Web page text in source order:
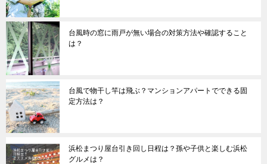
台風時の窓に雨戸が無い場合の対策方法や確認すること
は？
台風で物干し竿は飛ぶ？マンションアパートでできる固
定方法は？
浜松まつり屋台引き回し日程は？孫や子供と楽しむ浜松
グルメは？